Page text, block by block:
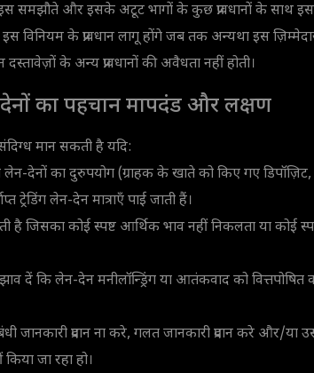
समझौते और इसके अटूट भागों के कुछ प्रावधानों के साथ
विनियम के प्रावधान लागू होंगे जब तक अन्यथा इस
के अन्य प्रावधानों की अवैधता नहीं होती।
देनों का पहचान मापदंड और लक्षण
मान सकती है यदि:
देनों का दुरुपयोग (ग्राहक के खाते को किए गए
लेन-देन मात्राएँ पाई जाती हैं।
है जिसका कोई स्पष्ट आर्थिक भाव नहीं निकलता या कोई
दें कि लेन-देन मनीलॉन्ड्रिंग या आतंकवाद को
जानकारी प्रदान ना करे, गलत जानकारी प्रदान करे और/या
जा रहा हो।